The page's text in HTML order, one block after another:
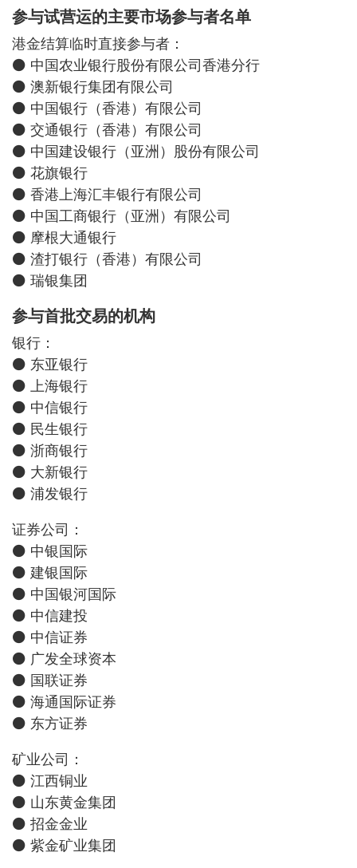
参与试营运的主要市场参与者名单
港金结算临时直接参与者：
⚫ 中国农业银行股份有限公司香港分行
⚫ 澳新银行集团有限公司
⚫ 中国银行（香港）有限公司
⚫ 交通银行（香港）有限公司
⚫ 中国建设银行（亚洲）股份有限公司
⚫ 花旗银行
⚫ 香港上海汇丰银行有限公司
⚫ 中国工商银行（亚洲）有限公司
⚫ 摩根大通银行
⚫ 渣打银行（香港）有限公司
⚫ 瑞银集团
参与首批交易的机构
银行：
⚫ 东亚银行
⚫ 上海银行
⚫ 中信银行
⚫ 民生银行
⚫ 浙商银行
⚫ 大新银行
⚫ 浦发银行
证券公司：
⚫ 中银国际
⚫ 建银国际
⚫ 中国银河国际
⚫ 中信建投
⚫ 中信证券
⚫ 广发全球资本
⚫ 国联证券
⚫ 海通国际证券
⚫ 东方证券
矿业公司：
⚫ 江西铜业
⚫ 山东黄金集团
⚫ 招金金业
⚫ 紫金矿业集团